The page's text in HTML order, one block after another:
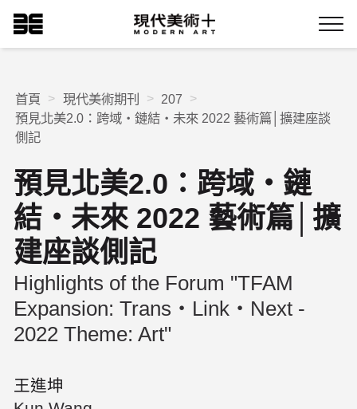
到
主
現代美術+Logo
Menu
首頁 現代美術期刊
207
預見北美2.0：跨域‧鏈結‧未來 2022 藝術篇│擴建座談
側記
預見北美2.0：跨域‧鏈
結‧未來 2022 藝術篇│擴
建座談側記
Highlights of the Forum "TFAM
Expansion: Trans‧Link‧Next -
2022 Theme: Art"
王進坤